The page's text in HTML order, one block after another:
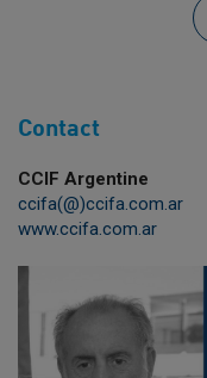
Contact
CCIF Argentine
ccifa(@)ccifa.com.ar
www.ccifa.com.ar